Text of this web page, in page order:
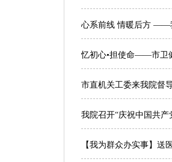
心系前线 情暖后方 ——
忆初心•担使命——市卫
市直机关工委来我院督
我院召开“庆祝中国共产
【我为群众办实事】送